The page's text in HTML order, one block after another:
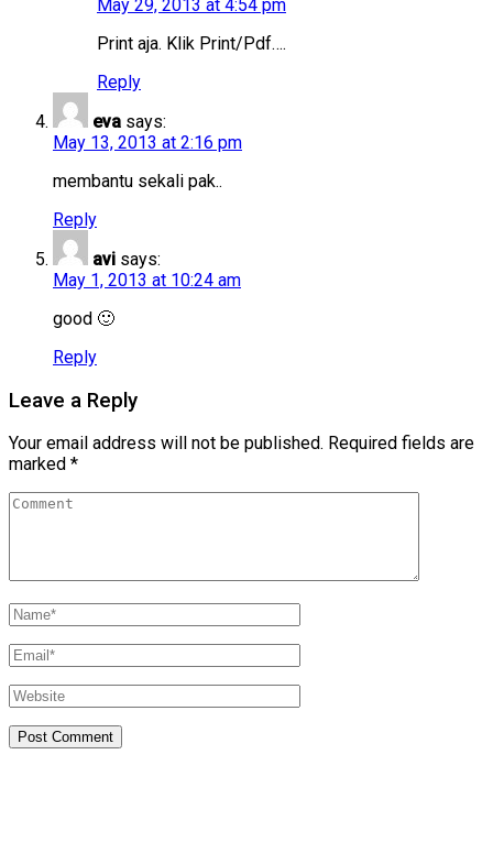
May 29, 2013 at 4:54 pm
Print aja. Klik Print/Pdf….
Reply
eva says:
May 13, 2013 at 2:16 pm
membantu sekali pak..
Reply
avi says:
May 1, 2013 at 10:24 am
good 🙂
Reply
Leave a Reply
Your email address will not be published. Required fields are
marked *